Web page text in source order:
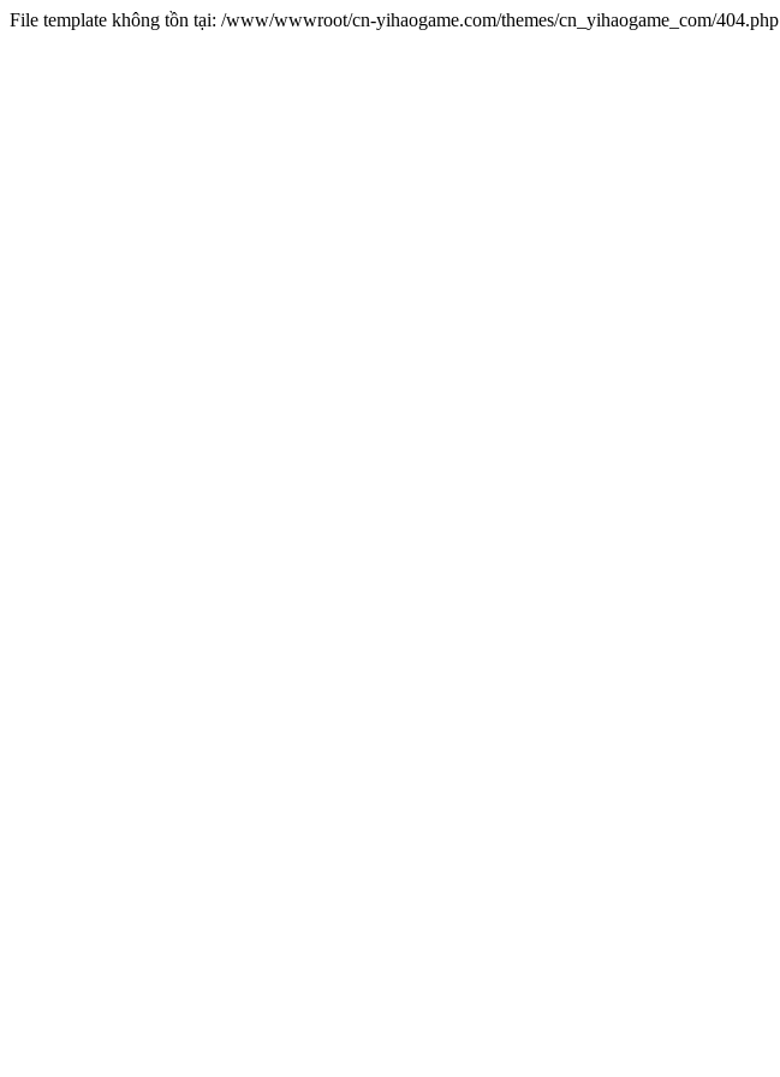
File template không tồn tại: /www/wwwroot/cn-yihaogame.com/themes/cn_yihaogame_com/404.php